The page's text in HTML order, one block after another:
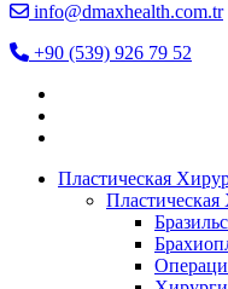
info@dmaxhealth.com.tr
+90 (539) 926 79 52
Пластическая